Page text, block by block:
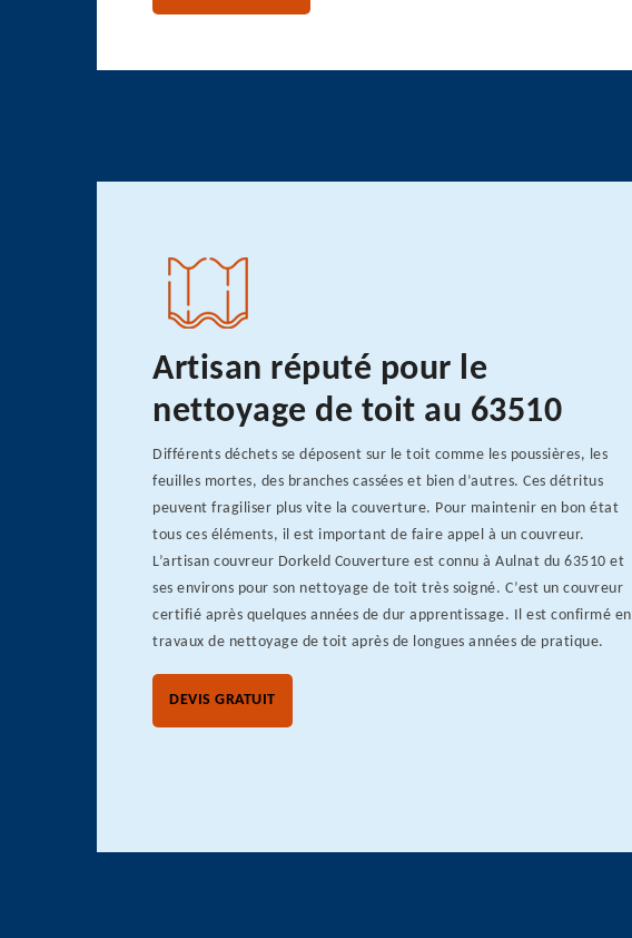
Artisan réputé pour le
nettoyage de toit au 63510
Différents déchets se déposent sur le toit comme les poussières, les
feuilles mortes, des branches cassées et bien d’autres. Ces détritus
peuvent fragiliser plus vite la couverture. Pour maintenir en bon état
tous ces éléments, il est important de faire appel à un couvreur.
L’artisan couvreur Dorkeld Couverture est connu à Aulnat du 63510 et
ses environs pour son nettoyage de toit très soigné. C’est un couvreur
certifié après quelques années de dur apprentissage. Il est confirmé en
travaux de nettoyage de toit après de longues années de pratique.
DEVIS GRATUIT